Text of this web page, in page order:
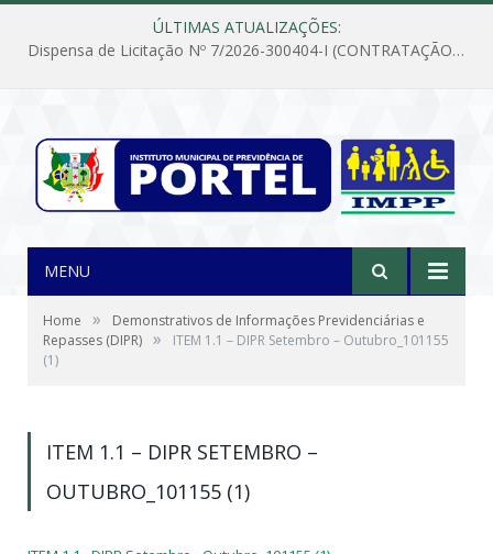
ÚLTIMAS ATUALIZAÇÕES:
Dispensa de Licitação Nº 7/2026-300404-I (CONTRATAÇÃO DE EMPRESA PARA MANUTENÇÃO E REPARAÇÃO DE APARELHOS DE AR CONDICIONADO, EM ATENDIMENTO ÀS NECESSIDADES DO INSTITUTO DE PREVIDÊNCIA MUNICIPAL DE PORTEL/PA)
MENU
Home »
Demonstrativos de Informações Previdenciárias e
Repasses (DIPR) »
ITEM 1.1 – DIPR Setembro – Outubro_101155
(1)
ITEM 1.1 – DIPR SETEMBRO –
OUTUBRO_101155 (1)